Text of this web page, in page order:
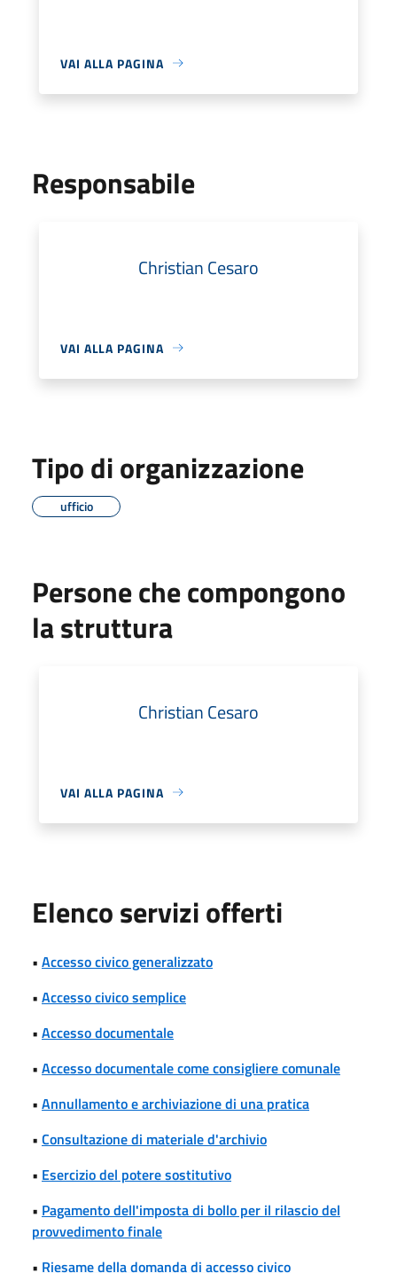
VAI ALLA PAGINA
Responsabile
Christian Cesaro
VAI ALLA PAGINA
Tipo di organizzazione
ufficio
Persone che compongono
la struttura
Christian Cesaro
VAI ALLA PAGINA
Elenco servizi offerti
• Accesso civico generalizzato
• Accesso civico semplice
• Accesso documentale
• Accesso documentale come consigliere comunale
• Annullamento e archiviazione di una pratica
• Consultazione di materiale d'archivio
• Esercizio del potere sostitutivo
• Pagamento dell'imposta di bollo per il rilascio del
provvedimento finale
• Riesame della domanda di accesso civico